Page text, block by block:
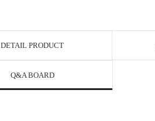
DETAIL PRODUCT
Q&A BOARD